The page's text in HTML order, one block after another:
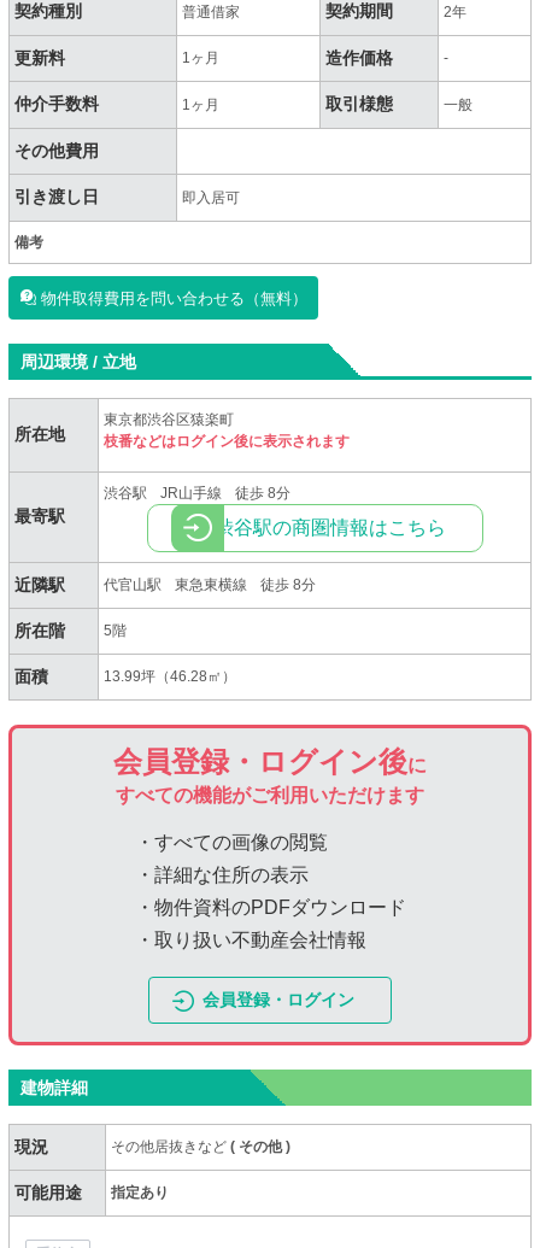
契約種別 普通借家 契約期間 2年
更新料 1ヶ月 造作価格 -
仲介手数料 1ヶ月 取引様態 一般
その他費用
引き渡し日 即入居可
備考
物件取得費用を問い合わせる（無料）
周辺環境 / 立地
所在地
東京都渋谷区猿楽町
枝番などはログイン後に表示されます
最寄駅
渋谷駅 JR山手線 徒歩 8分
渋谷駅の商圏情報はこちら
近隣駅 代官山駅 東急東横線 徒歩 8分
所在階 5階
面積 13.99坪（46.28㎡）
会員登録・ログイン後に
すべての機能がご利用いただけます
・すべての画像の閲覧
・詳細な住所の表示
・物件資料のPDFダウンロード
・取り扱い不動産会社情報
会員登録・ログイン
建物詳細
現況 その他居抜きなど( その他)
可能用途 指定あり